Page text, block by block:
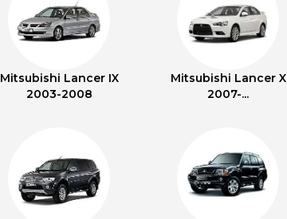
Mitsubishi Lancer IX
2003-2008
Mitsubishi Lancer X
2007-...